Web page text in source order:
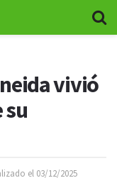
vivió
su
el 03/12/2025